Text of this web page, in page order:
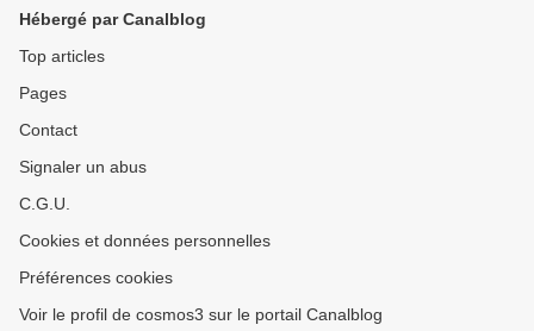
Hébergé par Canalblog
Top articles
Pages
Contact
Signaler un abus
C.G.U.
Cookies et données personnelles
Préférences cookies
Voir le profil de cosmos3 sur le portail Canalblog